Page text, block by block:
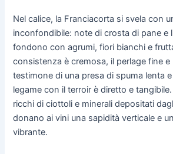
Nel calice, la Franciacorta si svela con
inconfondibile: note di crosta di pane e
fondono con agrumi, fiori bianchi e
consistenza è cremosa, il perlage fine e
testimone di una presa di spuma lenta
legame con il terroir è diretto e
ricchi di ciottoli e minerali depositati
donano ai vini una sapidità verticale e
vibrante.